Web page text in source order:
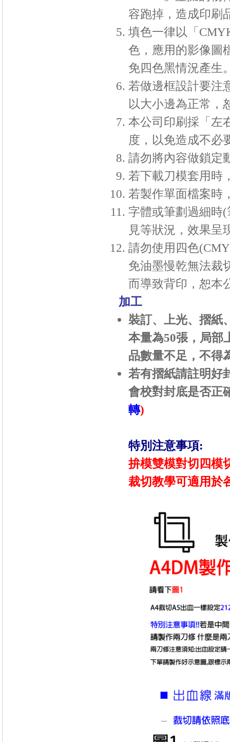
容跑掉，造成印刷
填色一律以「
色，應用的影像圖
免四色黑情況產生
若做邊框設計要注
以大小邊為正常
本公司印刷採「左
度，以免造成不
請勿將內容做鎖定
若下載刀模套用時
若製作單面檔案時
字體或筆劃過細時(
見等狀況，效果呈
請勿使用四色
免油墨慢乾無法裁
而導致背印，恕本
加工
裝訂、上光、摺紙
本量為50張，局部
品數量不足，不得
若有摺紙請註明好
會校對封底是否正
轉)
特別注意事項:
拚模雙模對切四模
裁切教學可適用於